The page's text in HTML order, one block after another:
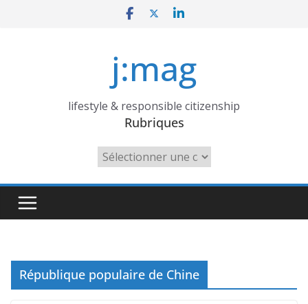
j:mag
lifestyle & responsible citizenship
Rubriques
Rubriques
République populaire de Chine